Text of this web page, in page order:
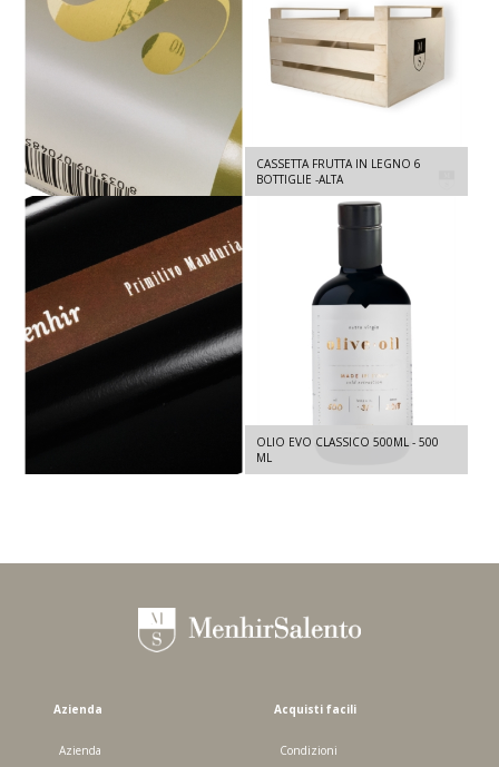
SALE - IGT SALENTO - FIANO,
MALVASIA BIANCA 2025 - 750 ML
CASSETTA FRUTTA IN LEGNO 6
BOTTIGLIE -ALTA
OLIO EVO CLASSICO 500ML - 500
ML
Azienda
Azienda
Acquisti facili
Condizioni